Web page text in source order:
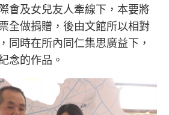
會及女兒友人牽線下，本要將
全做捐贈，後由文館所以相對
同時在所內同仁集思廣益下，
念的作品。